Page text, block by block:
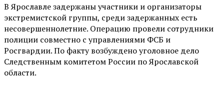
В Ярославле задержаны участники и организаторы
экстремистской группы, среди задержанных есть
несовершеннолетние. Операцию провели сотрудники
полиции совместно с управлениями ФСБ и
Росгвардии. По факту возбуждено уголовное дело
Следственным комитетом России по Ярославской
области.